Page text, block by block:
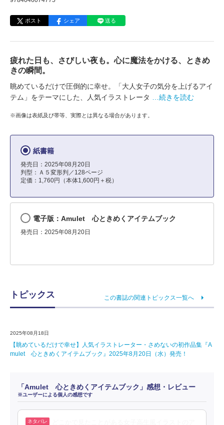
ポスト シェア 送る
疲れた日も、さびしい夜も。心に魔法をかける、ときめ
きの瞬間。
眺めているだけで圧倒的に幸せ。「大人女子の気分を上げるアイ
テム」をテーマにした、人気イラストレータ
…続きを読む
※画像は表紙及び帯等、実際とは異なる場合があります。
紙書籍
発売日：2025年08月20日
判型：Ａ５変形判／128ページ
定価：1,760円（本体1,600円＋税）
電子版：Amulet 心ときめくアイテムブック
発売日：2025年08月20日
トピックス この書誌の関連トピックス一覧へ
2025年08月18日
【眺めているだけで幸せ】人気イラストレーター・さめないの初作品集『A
mulet 心ときめくアイテムブック』2025年8月20日（水）発売！
「Amulet 心ときめくアイテムブック」感想・レビュー
※ユーザーによる個人の感想です